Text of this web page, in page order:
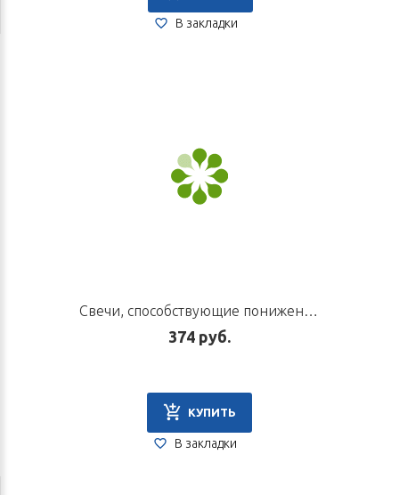
В закладки
Свечи, способствующие понижению артериального давления
374 руб.
КУПИТЬ
В закладки